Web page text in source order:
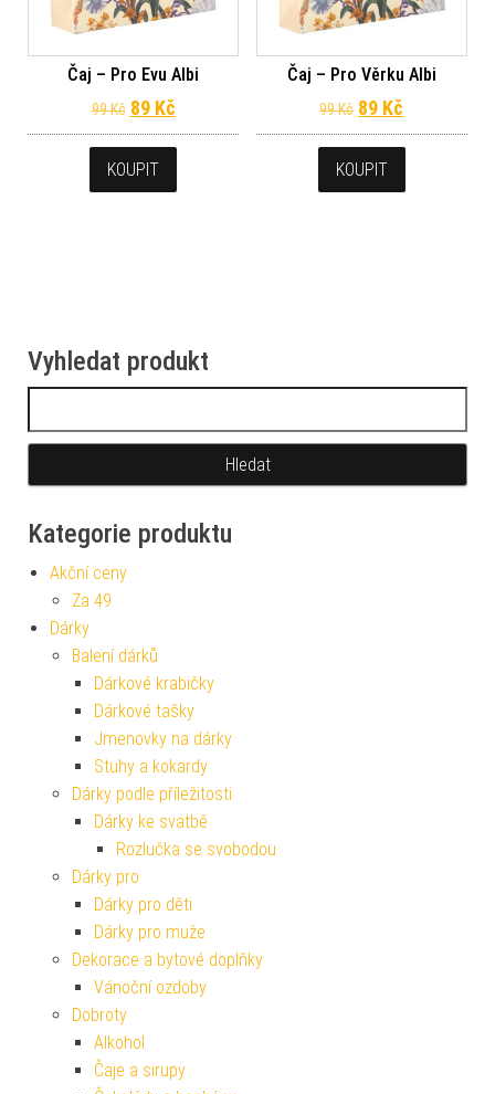
Čaj – Pro Evu Albi
99Kč Původní cena byla: 99 Kč.
89 KčAktuální cena je: 89 Kč.
KOUPIT
Čaj – Pro Věrku Albi
99Kč Původní cena
89 Kč
KOUPIT
Vyhledat produkt
Kategorie produktu
Akční ceny
Za 49
Dárky
Balení dárků
Dárkové krabičky
Dárkové tašky
Jmenovky na dárky
Stuhy a kokardy
Dárky podle příležitosti
Dárky ke svatbě
Rozlučka se svobodou
Dárky pro
Dárky pro děti
Dárky pro muže
Dekorace a bytové doplňky
Vánoční ozdoby
Dobroty
Alkohol
Čaje a sirupy